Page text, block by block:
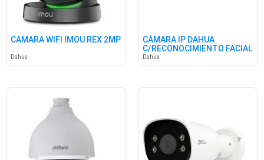
CAMARA WIFI IMOU REX 2MP
Dahua
CÁMARA IP DAHUA
C/RECONOCIMIENTO FACIAL
Dahua